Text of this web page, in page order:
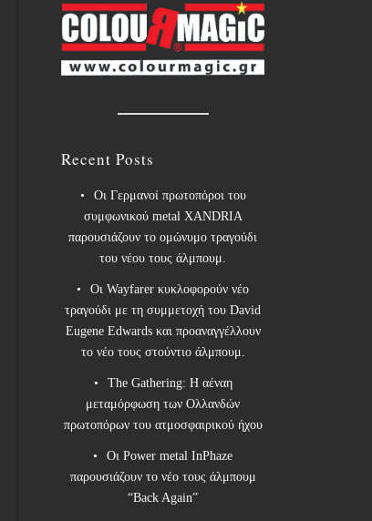
Recent Posts
Οι Γερμανοί πρωτοπόροι του
συμφωνικού metal XANDRIA
παρουσιάζουν το ομώνυμο τραγούδι
του νέου τους άλμπουμ.
Οι Wayfarer κυκλοφορούν νέο
τραγούδι με τη συμμετοχή του David
Eugene Edwards και προαναγγέλλουν
το νέο τους στούντιο άλμπουμ.
The Gathering: Η αέναη
μεταμόρφωση των Ολλανδών
πρωτοπόρων του ατμοσφαιρικού ήχου
Οι Power metal InPhaze
παρουσιάζουν το νέο τους άλμπουμ
“Back Again”